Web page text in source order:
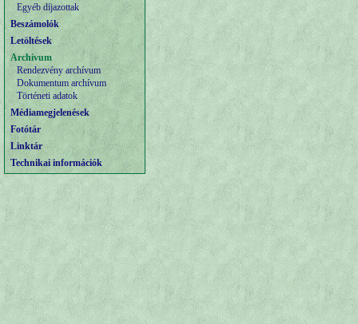
Egyéb díjazottak
Beszámolók
Letöltések
Archívum
Rendezvény archívum
Dokumentum archívum
Történeti adatok
Médiamegjelenések
Fotótár
Linktár
Technikai információk